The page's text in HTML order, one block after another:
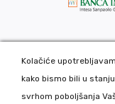
Kolačiće
kako bismo bili u
svrhom poboljšanja
Copyright 2020